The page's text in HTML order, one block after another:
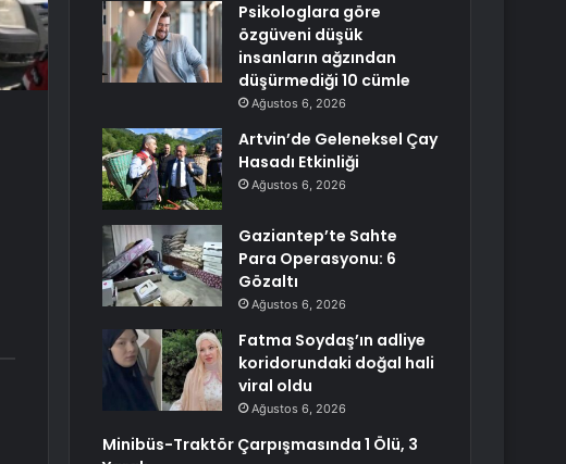
Psikologlara göre
özgüveni düşük
insanların ağzından
düşürmediği 10 cümle
Ağustos 6, 2026
Artvin’de Geleneksel Çay
Hasadı Etkinliği
Ağustos 6, 2026
Gaziantep’te Sahte
Para Operasyonu: 6
Gözaltı
Ağustos 6, 2026
Fatma Soydaş’ın adliye
koridorundaki doğal hali
viral oldu
Ağustos 6, 2026
Minibüs-Traktör Çarpışmasında 1 Ölü, 3